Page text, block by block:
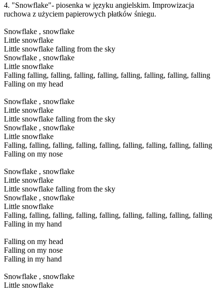
4. "Snowflake"- piosenka w języku angielskim. Improwizacja
ruchowa z użyciem papierowych płatków śniegu.
Snowflake , snowflake
Little snowflake
Little snowflake falling from the sky
Snowflake , snowflake
Little snowflake
Falling falling, falling, falling, falling, falling, falling, falling, falling
Falling on my head
Snowflake , snowflake
Little snowflake
Little snowflake falling from the sky
Snowflake , snowflake
Little snowflake
Falling, falling, falling, falling, falling, falling, falling, falling, falling
Falling on my nose
Snowflake , snowflake
Little snowflake
Little snowflake falling from the sky
Snowflake , snowflake
Little snowflake
Falling, falling, falling, falling, falling, falling, falling, falling, falling
Falling in my hand
Falling on my head
Falling on my nose
Falling in my hand
Snowflake , snowflake
Little snowflake